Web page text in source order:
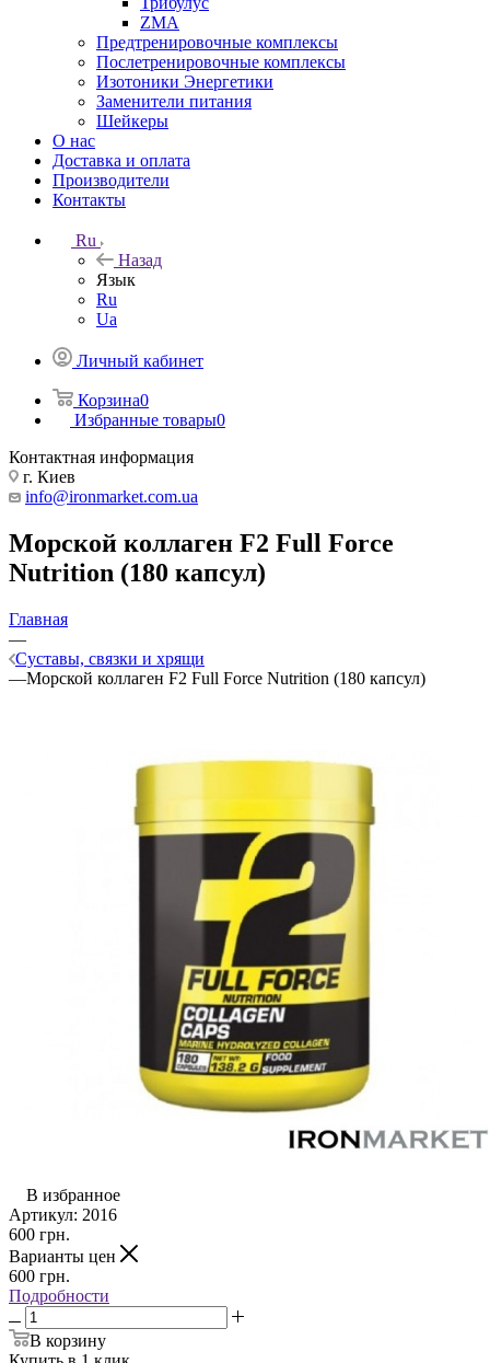
ZMA
Предтренировочные комплексы
Послетренировочные комплексы
Изотоники Энергетики
Заменители питания
Шейкеры
О нас
Доставка и оплата
Производители
Контакты
Ru
Назад
Язык
Ru
Ua
Личный кабинет
Корзина0
Избранные товары0
Контактная информация
г. Киев
info@ironmarket.com.ua
Морской коллаген F2 Full Force
Nutrition (180 капсул)
Главная
—
Суставы, связки и хрящи
—Морской коллаген F2 Full Force Nutrition (180 капсул)
В избранное
Артикул: 2016
600 грн.
Варианты цен
600 грн.
Подробности
В корзину